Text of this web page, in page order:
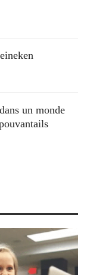
un monde